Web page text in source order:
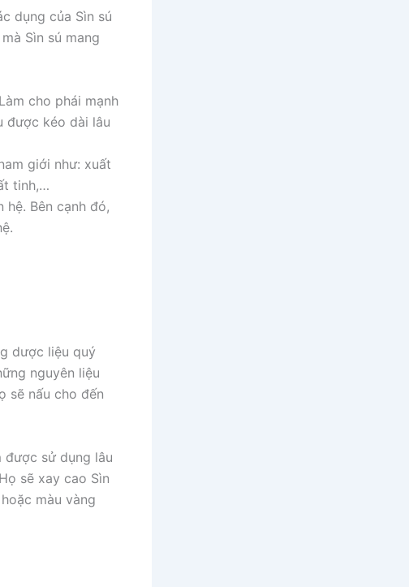
dụng của Sìn sú
Sìn sú mang
cho phái mạnh
được kéo dài lâu
giới như: xuất
tinh,…
hệ. Bên cạnh đó,
dược liệu quý
nguyên liệu
sẽ nấu cho đến
được sử dụng lâu
sẽ xay cao Sìn
màu vàng